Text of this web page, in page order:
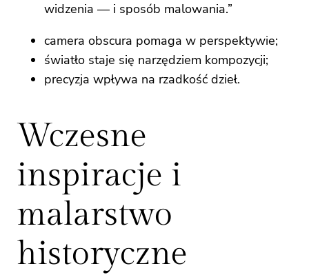
widzenia — i sposób malowania.”
camera obscura pomaga w perspektywie;
światło staje się narzędziem kompozycji;
precyzja wpływa na rzadkość dzieł.
Wczesne
inspiracje i
malarstwo
historyczne